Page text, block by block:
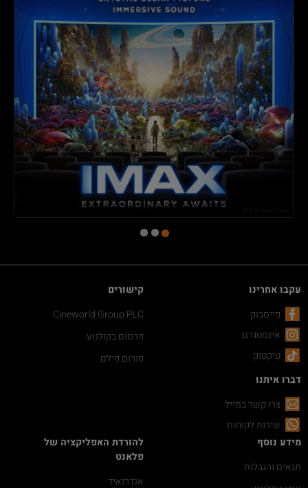
עקבו אחרינו
פייסבוק
אינסטגרם
טיקטוק
דברו איתנו
צרו קשר במייל
שירות לקוחות
קישורים
Cineworld Group PLC
פרסום בקולנוע
פורום פילם
מידע נוסף
תנאים והגבלות
להורדת האפליקציה של
פלאנט
אנדרואיד